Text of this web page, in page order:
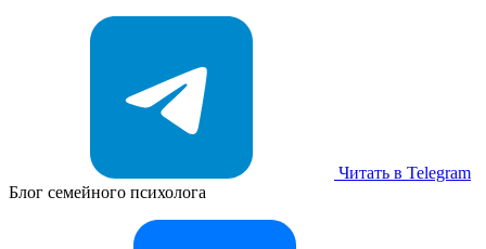
Читать в Telegram
Блог семейного психолога